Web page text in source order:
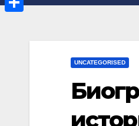
UNCATEGORISED
se